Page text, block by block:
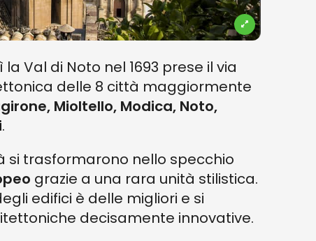
Val di Noto nel 1693 prese il via
delle 8 città maggiormente
Mioltello, Modica, Noto,
.
si trasformarono nello specchio
grazie a una rara unità stilistica.
edifici è delle migliori e si
decisamente innovative.